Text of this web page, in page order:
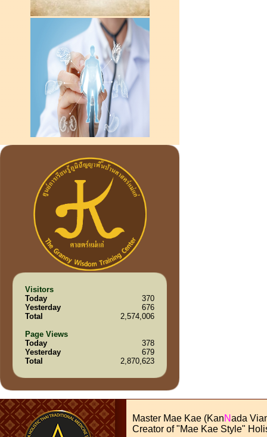
Visitors
Today
370
Yesterday
676
Total
2,574,006
Page Views
Today
378
Yesterday
679
Total
2,870,623
Master Mae Kae (KanNada
Creator of "Mae Kae Style"